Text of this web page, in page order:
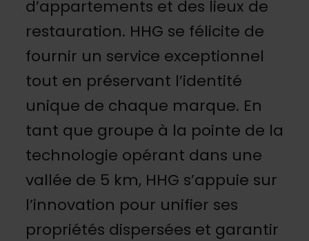
d’appartements et des lieux de
restauration. HHG se félicite de
fournir un service exceptionnel
tout en préservant l’identité
unique de chaque marque. En
tant que groupe à la pointe de la
technologie opérant dans une
vallée de 5 km, HHG s’appuie sur
l’innovation pour unifier ses
propriétés dispersées et garantir